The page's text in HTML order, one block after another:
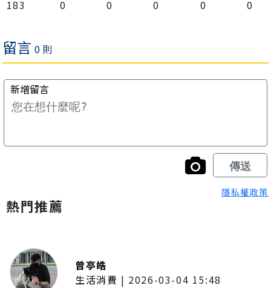
183 0 0 0 0 0
隱私權政策
熱門推薦
曾亭皓
生活消費 | 2026-03-04 15:48